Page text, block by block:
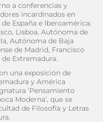
a conferencias y
incardinados en
España e Iberoamérica:
Lisboa, Autónoma de
Autónoma de Baja
de Madrid, Francisco
Extremadura.
una exposición de
y América
‘Pensamiento
Moderna’, que se
de Filosofía y Letras